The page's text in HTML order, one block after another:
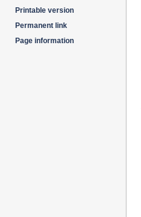
Printable version
Permanent link
Page information